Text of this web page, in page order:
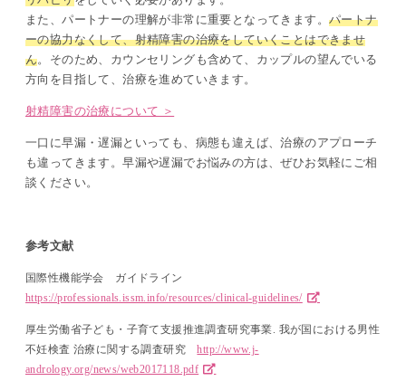
また、パートナーの理解が非常に重要となってきます。 パートナ
ーの協力なくして、射精障害の治療をしていくことはできませ
ん。そのため、カウンセリングも含めて、カップルの望んでいる
方向を目指して、治療を進めていきます。
射精障害の治療について ＞
一口に早漏・遅漏といっても、病態も違えば、治療のアプローチ
も違ってきます。早漏や遅漏でお悩みの方は、ぜひお気軽にご相
談ください。
参考文献
国際性機能学会 ガイドライン
https://professionals.issm.info/resources/clinical-guidelines/
厚生労働省子ども・子育て支援推進調査研究事業. 我が国における男性
不妊検査 治療に関する調査研究http://www.j-
andrology.org/news/web2017118.pdf